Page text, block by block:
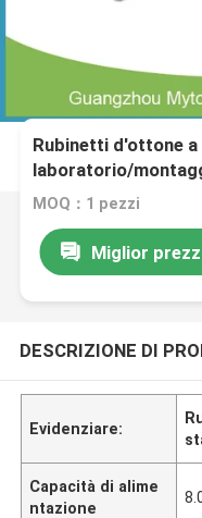
Rubinetti d'ottone
laboratorio/
del gallo del gas
MOQ：1 pezzi
Miglior
DESCRIZIONE DI
Evidenziare:
Capacità di alime
ntazione